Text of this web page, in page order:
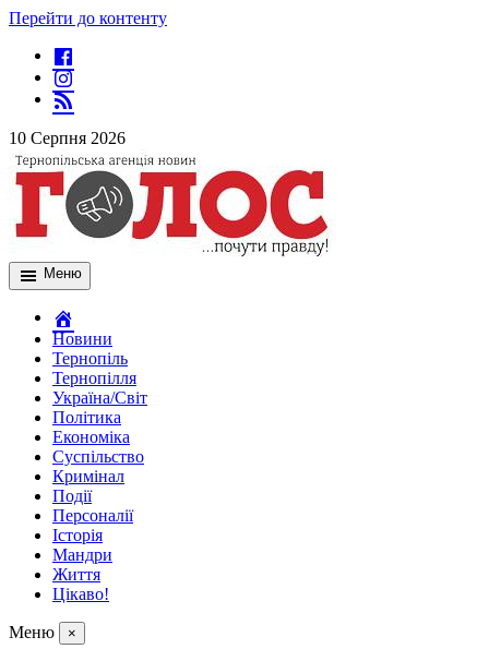
Перейти до контенту
10 Серпня 2026
Меню
Новини
Тернопіль
Тернопілля
Україна/Світ
Політика
Економіка
Суспільство
Кримінал
Події
Персоналії
Історія
Мандри
Життя
Цікаво!
Меню ×